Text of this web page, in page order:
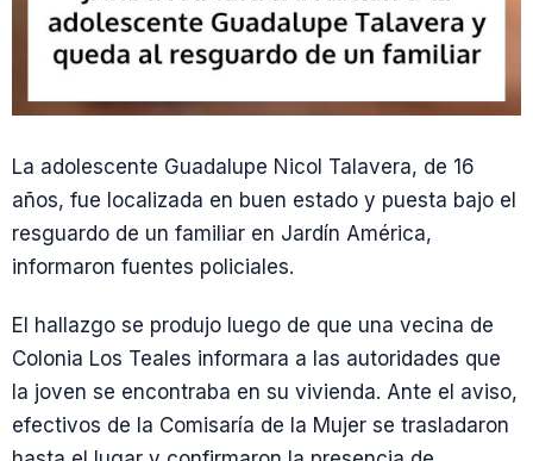
La adolescente Guadalupe Nicol Talavera, de 16
años, fue localizada en buen estado y puesta bajo el
resguardo de un familiar en Jardín América,
informaron fuentes policiales.
El hallazgo se produjo luego de que una vecina de
Colonia Los Teales informara a las autoridades que
la joven se encontraba en su vivienda. Ante el aviso,
efectivos de la Comisaría de la Mujer se trasladaron